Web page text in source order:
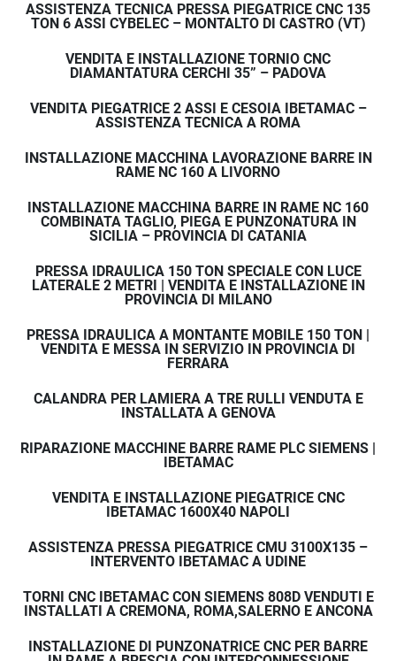
ASSISTENZA TECNICA PRESSA PIEGATRICE CNC 135
TON 6 ASSI CYBELEC – MONTALTO DI CASTRO (VT)
VENDITA E INSTALLAZIONE TORNIO CNC
DIAMANTATURA CERCHI 35” – PADOVA
VENDITA PIEGATRICE 2 ASSI E CESOIA IBETAMAC –
ASSISTENZA TECNICA A ROMA
INSTALLAZIONE MACCHINA LAVORAZIONE BARRE IN
RAME NC 160 A LIVORNO
INSTALLAZIONE MACCHINA BARRE IN RAME NC 160
COMBINATA TAGLIO, PIEGA E PUNZONATURA IN
SICILIA – PROVINCIA DI CATANIA
PRESSA IDRAULICA 150 TON SPECIALE CON LUCE
LATERALE 2 METRI | VENDITA E INSTALLAZIONE IN
PROVINCIA DI MILANO
PRESSA IDRAULICA A MONTANTE MOBILE 150 TON |
VENDITA E MESSA IN SERVIZIO IN PROVINCIA DI
FERRARA
CALANDRA PER LAMIERA A TRE RULLI VENDUTA E
INSTALLATA A GENOVA
RIPARAZIONE MACCHINE BARRE RAME PLC SIEMENS |
IBETAMAC
VENDITA E INSTALLAZIONE PIEGATRICE CNC
IBETAMAC 1600X40 NAPOLI
ASSISTENZA PRESSA PIEGATRICE CMU 3100X135 –
INTERVENTO IBETAMAC A UDINE
TORNI CNC IBETAMAC CON SIEMENS 808D VENDUTI E
INSTALLATI A CREMONA, ROMA,SALERNO E ANCONA
INSTALLAZIONE DI PUNZONATRICE CNC PER BARRE